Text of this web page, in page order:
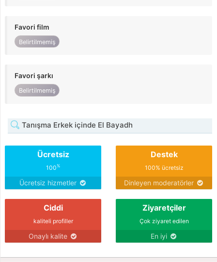
Favori film
Belirtilmemiş
Favori şarkı
Belirtilmemiş
Tanışma Erkek içinde El Bayadh
Ücretsiz
100%
Ücretsiz hizmetler
Destek
100% ücretsiz
Dinleyen moderatörler
Ciddi
kaliteli profiller
Onaylı kalite
Ziyaretçiler
Çok ziyaret edilen
En iyi